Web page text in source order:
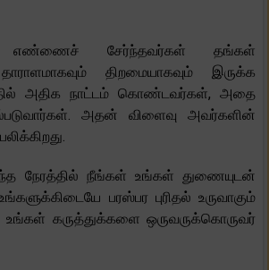
எண்ணைச் சேர்ந்தவர்கள் தங்கள்
திறமையாகவும் இருக்க
அதிக நாட்டம் கொண்டவர்கள், அதை
அதன் விளைவு அவர்களின்
நேரத்தில் நீங்கள் உங்கள் துணையுடன்
பரஸ்பர புரிதல் உருவாகும்
உங்கள் கருத்துக்களை ஒருவருக்கொருவர்